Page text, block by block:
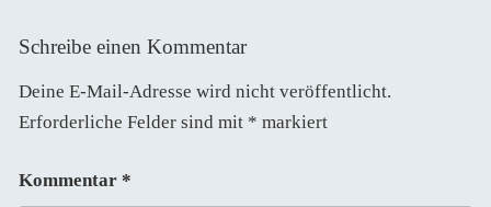
Schreibe einen Kommentar
Deine E-Mail-Adresse wird nicht veröffentlicht.
Erforderliche Felder sind mit * markiert
Kommentar *